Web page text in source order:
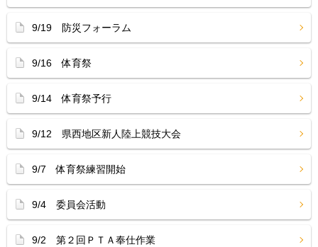
9/19 防災フォーラム
9/16 体育祭
9/14 体育祭予行
9/12 県西地区新人陸上競技大会
9/7 体育祭練習開始
9/4 委員会活動
9/2 第２回ＰＴＡ奉仕作業